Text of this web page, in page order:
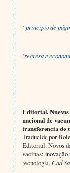
( principio de
(regresa a
Editorial. Nuevos
nacional de
transferencia de
Traducido por
Editorial: Novos
vacinas: inovação
tecnologia,Cad